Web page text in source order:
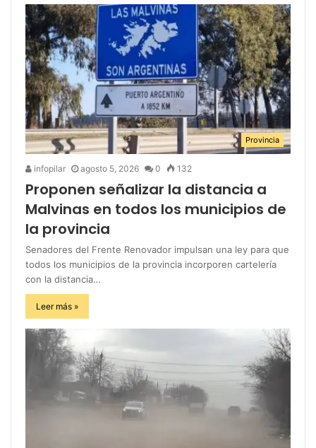
Provincia
infopilar agosto 5, 2026 0 132
Proponen señalizar la distancia a
Malvinas en todos los municipios de
la provincia
Senadores del Frente Renovador impulsan una ley para que
todos los municipios de la provincia incorporen cartelería
con la distancia…
Leer más »